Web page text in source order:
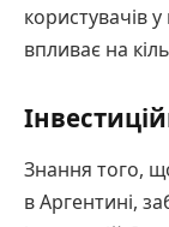
користувачів
впливає на
Знання того,
в Аргентині,